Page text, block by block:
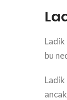
Ladik
bu
Ladik